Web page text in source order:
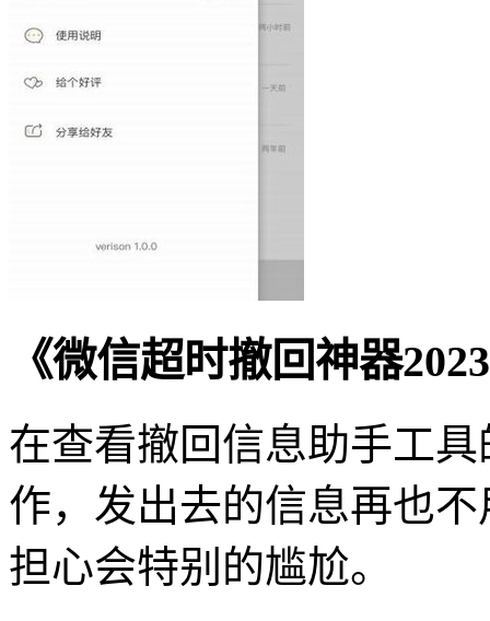
《微信超时撤回神器
在查看撤回信息助手工
作，发出去的信息再也
担心会特别的尴尬。